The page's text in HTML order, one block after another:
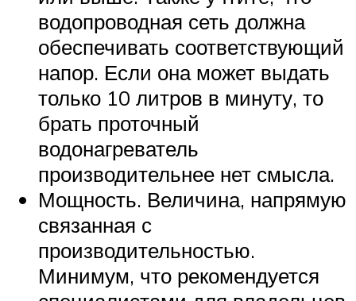
водопроводная сеть должна
обеспечивать соответствующий
напор. Если она может выдать
только 10 литров в минуту, то
брать проточный
водонагреватель
производительнее нет смысла.
Мощность. Величина, напрямую
связанная с
производительностью.
Минимум, что рекомендуется